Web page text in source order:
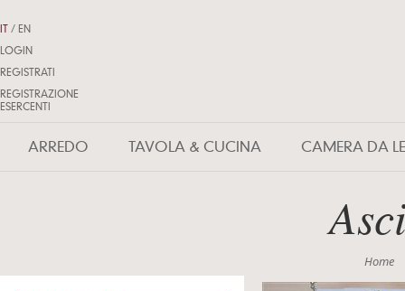
ARREDO TAVOLA & CUCINA CAMERA DA
IT / EN
LOGIN
REGISTRATI
REGISTRAZIONE
ESERCENTI
Home